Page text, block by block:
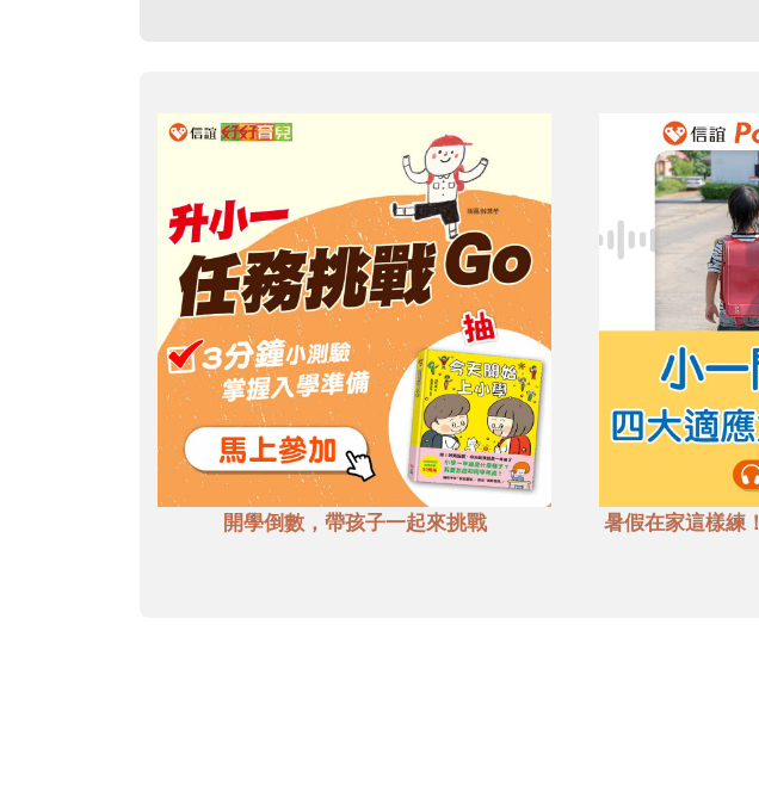
開學倒數，帶孩子一起來挑戰
暑假在家這樣練